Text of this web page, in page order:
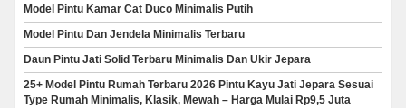
Model Pintu Kamar Cat Duco Minimalis Putih
Model Pintu Dan Jendela Minimalis Terbaru
Daun Pintu Jati Solid Terbaru Minimalis Dan Ukir Jepara
25+ Model Pintu Rumah Terbaru 2026 Pintu Kayu Jati Jepara Sesuai
Type Rumah Minimalis, Klasik, Mewah – Harga Mulai Rp9,5 Juta